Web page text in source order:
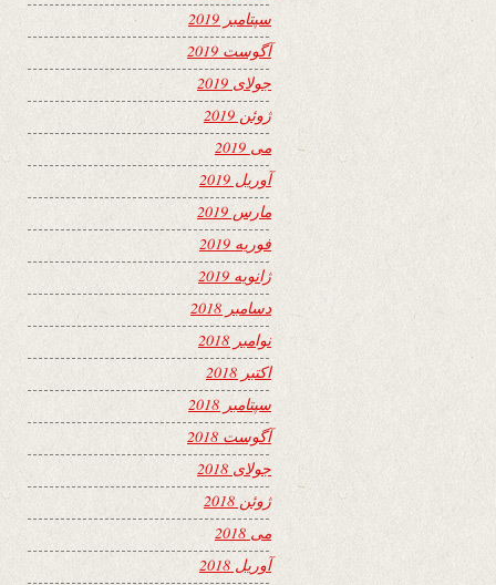
سپتامبر 2019
آگوست 2019
جولای 2019
ژوئن 2019
می 2019
آوریل 2019
مارس 2019
فوریه 2019
ژانویه 2019
دسامبر 2018
نوامبر 2018
اکتبر 2018
سپتامبر 2018
آگوست 2018
جولای 2018
ژوئن 2018
می 2018
آوریل 2018